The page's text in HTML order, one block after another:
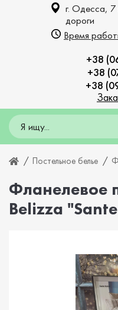
г. Одесса,
дороги
Время
+38
+38
+38
Постельное белье
Фланелевое
Belizza